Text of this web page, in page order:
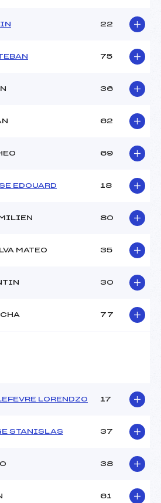
22
75
36
62
69
EDOUARD 18
80
MATEO 35
30
77
LORENDZO 17
STANISLAS 37
38
61